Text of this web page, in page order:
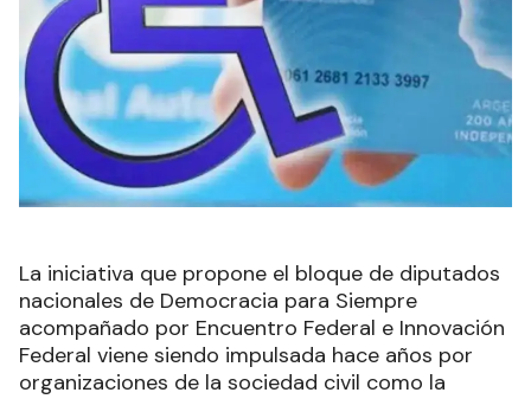
La iniciativa que propone el bloque de diputados
nacionales de Democracia para Siempre
acompañado por Encuentro Federal e Innovación
Federal viene siendo impulsada hace años por
organizaciones de la sociedad civil como la